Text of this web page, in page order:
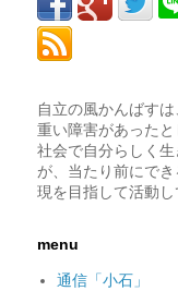
自立の風かんばす
重い障害があった
社会で自分らしく生
が、当たり前にで
現を目指して活動し
menu
通信「小石」